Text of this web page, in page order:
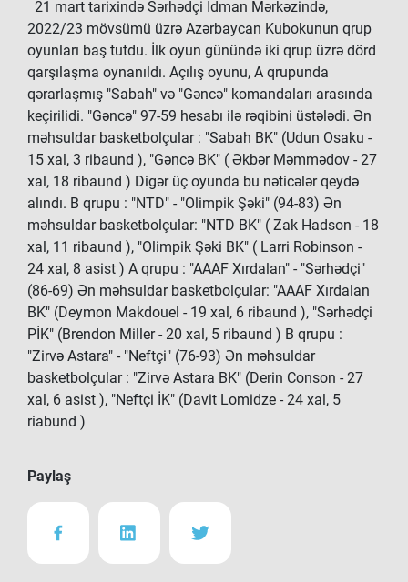
21 mart tarixində Sərhədçi İdman Mərkəzində,
2022/23 mövsümü üzrə Azərbaycan Kubokunun qrup
oyunları baş tutdu. İlk oyun günündə iki qrup üzrə dörd
qarşılaşma oynanıldı. Açılış oyunu, A qrupunda
qərarlaşmış "Sabah" və "Gəncə" komandaları arasında
keçirilidi. "Gəncə" 97-59 hesabı ilə rəqibini üstələdi. Ən
məhsuldar basketbolçular : "Sabah BK" (Udun Osaku -
15 xal, 3 ribaund ), "Gəncə BK" ( Əkbər Məmmədov - 27
xal, 18 ribaund ) Digər üç oyunda bu nəticələr qeydə
alındı. B qrupu : "NTD" - "Olimpik Şəki" (94-83) Ən
məhsuldar basketbolçular: "NTD BK" ( Zak Hadson - 18
xal, 11 ribaund ), "Olimpik Şəki BK" ( Larri Robinson -
24 xal, 8 asist ) A qrupu : "AAAF Xırdalan" - "Sərhədçi"
(86-69) Ən məhsuldar basketbolçular: "AAAF Xırdalan
BK" (Deymon Makdouel - 19 xal, 6 ribaund ), "Sərhədçi
PİK" (Brendon Miller - 20 xal, 5 ribaund ) B qrupu :
"Zirvə Astara" - "Neftçi" (76-93) Ən məhsuldar
basketbolçular : "Zirvə Astara BK" (Derin Conson - 27
xal, 6 asist ), "Neftçi İK" (Davit Lomidze - 24 xal, 5
riabund )
Paylaş